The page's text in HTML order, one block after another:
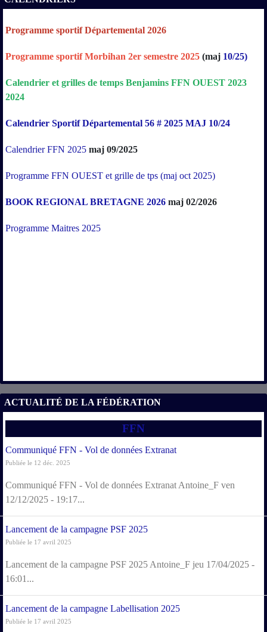
Programme sportif Départemental 2026
Programme sportif Morbihan 2er semestre 2025 (maj 10/25)
Calendrier et grilles de temps Benjamins FFN OUEST 2023
2024
Calendrier Sportif Départemental 56 # 2025 MAJ 10/24
Calendrier FFN 2025 maj 09/2025
Programme FFN OUEST et grille de tps (maj oct 2025)
BOOK REGIONAL BRETAGNE 2026 maj 02/2026
Programme Maitres 2025
ACTUALITÉ DE LA FÉDÉRATION
FFN
Communiqué FFN - Vol de données Extranat
Publiée le 12 déc. 2025
Communiqué FFN - Vol de données Extranat Antoine_F ven
12/12/2025 - 19:17...
Lancement de la campagne PSF 2025
Publiée le 17 avril 2025
Lancement de la campagne PSF 2025 Antoine_F jeu 17/04/2025 -
16:01...
Lancement de la campagne Labellisation 2025
Publiée le 17 avril 2025